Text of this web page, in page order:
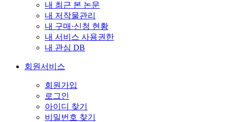
내 최근 본 논문
내 저작물관리
내 구매·신청 현황
내 서비스 사용권한
내 관심 DB
회원서비스
회원가입
로그인
아이디 찾기
비밀번호 찾기